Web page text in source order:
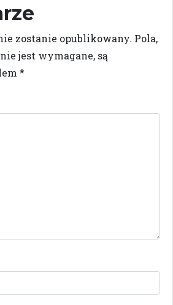
zostanie opublikowany. Pola,
jest wymagane, są
*